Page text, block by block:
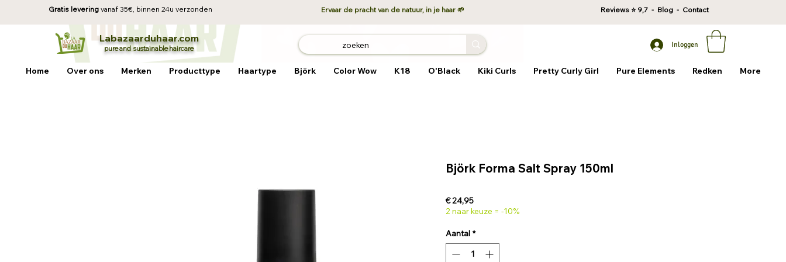
Gratis levering vanaf 35€, binnen 24u verzonden Ervaar de pracht van de natuur, in je haar 🌱 Reviews⭐ 9,7 - Blog- Contact
Labazaarduhaar.com
pure and sustainablehaircare Inloggen
Home Over ons Merken Producttype Haartype Björk Color Wow K18 O'Black Kiki Curls Pretty Curly Girl Pure Elements Redken More
Björk Forma Salt Spray 150ml
€ 24,95Prijs
2 naar keuze = -10%
Aantal *